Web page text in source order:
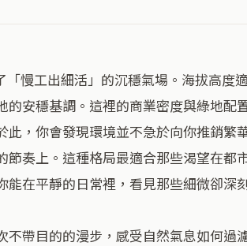
安穩基調。這裡的商業密度與綠地配
，你會發現環境並不急於向你推銷繁
奏上。這種格局最適合那些渴望在都
在平靜的日常裡，看見那些細微卻深
帶目的的漫步，感受自然氣息如何過